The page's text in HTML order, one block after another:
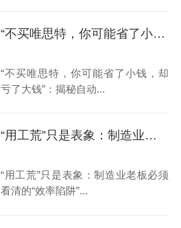
“不买唯思特，你可能省了小钱，却亏了大钱”：揭秘自动化整列的“隐性成本”黑洞
“不买唯思特，你可能省了小钱，却
亏了大钱”：揭秘自动...
“用工荒”只是表象：制造业老板必须看清的“效率陷阱”与“品质红利”
“用工荒”只是表象：制造业老板必须
看清的“效率陷阱”...